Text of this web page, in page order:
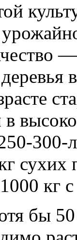
в
300-
сухих
кг с
бы